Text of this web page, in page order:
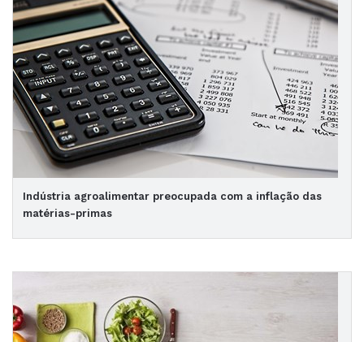
Indústria agroalimentar preocupada com a inflação das
matérias-primas